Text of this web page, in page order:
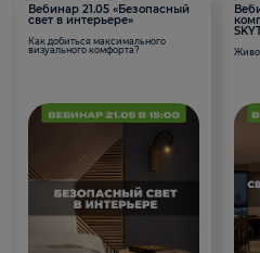
Вебинар 21.05 «Безопасный
свет в интерьере»
Как добиться максимального
визуального комфорта?